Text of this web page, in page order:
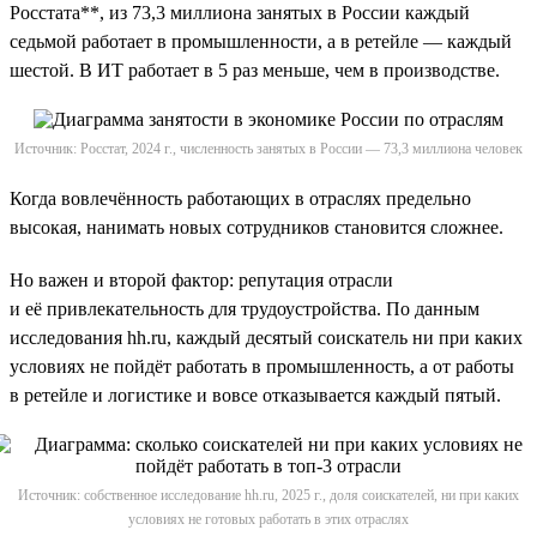
Росстата**, из 73,3 миллиона занятых в России каждый
седьмой работает в промышленности, а в ретейле — каждый
шестой. В ИТ работает в 5 раз меньше, чем в производстве.
Источник: Росстат, 2024 г., численность занятых в России — 73,3 миллиона человек
Когда вовлечённость работающих в отраслях предельно
высокая, нанимать новых сотрудников становится сложнее.
Но важен и второй фактор: репутация отрасли
и её привлекательность для трудоустройства. По данным
исследования hh.ru, каждый десятый соискатель ни при каких
условиях не пойдёт работать в промышленность, а от работы
в ретейле и логистике и вовсе отказывается каждый пятый.
Источник: собственное исследование hh.ru, 2025 г., доля соискателей, ни при каких
условиях не готовых работать в этих отраслях